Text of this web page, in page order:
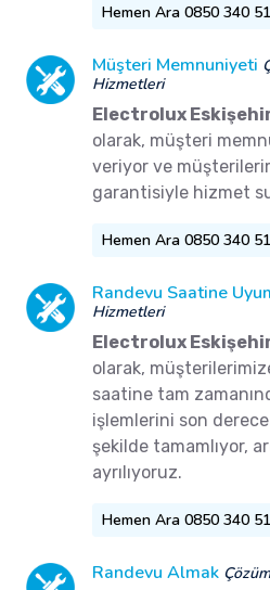
Hemen Ara 0850 340
Müşteri Memnuniyeti
Hizmetleri
Electrolux
olarak, müşteri
veriyor ve
garantisiyle hizmet
Hemen Ara 0850 340
Randevu Saatine
Hizmetleri
Electrolux
olarak,
saatine tam
işlemlerini son
şekilde tamamlıyor,
ayrılıyoruz.
Hemen Ara 0850 340
Randevu Almak